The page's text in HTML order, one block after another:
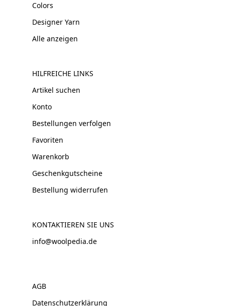
Colors
Designer Yarn
Alle anzeigen
HILFREICHE LINKS
Artikel suchen
Konto
Bestellungen verfolgen
Favoriten
Warenkorb
Geschenkgutscheine
Bestellung widerrufen
KONTAKTIEREN SIE UNS
info@woolpedia.de
AGB
Datenschutzerklärung